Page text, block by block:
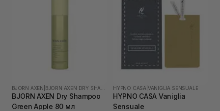
BJORN AXEN
BJORN AXEN Dry Shampoo
Green Apple 80 мл
HYPNO CASA VANIGLIA SENSUALE
HYPNO CASA Vaniglia
Sensuale